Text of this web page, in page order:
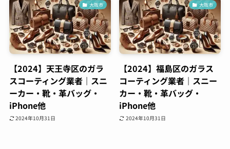
大阪市
【2024】天王寺区のガラ
スコーティング業者｜スニ
ーカー・靴・革バッグ・
iPhone他
2024年10月31日
大阪市
【2024】福島区のガラス
コーティング業者｜スニー
カー・靴・革バッグ・
iPhone他
2024年10月31日